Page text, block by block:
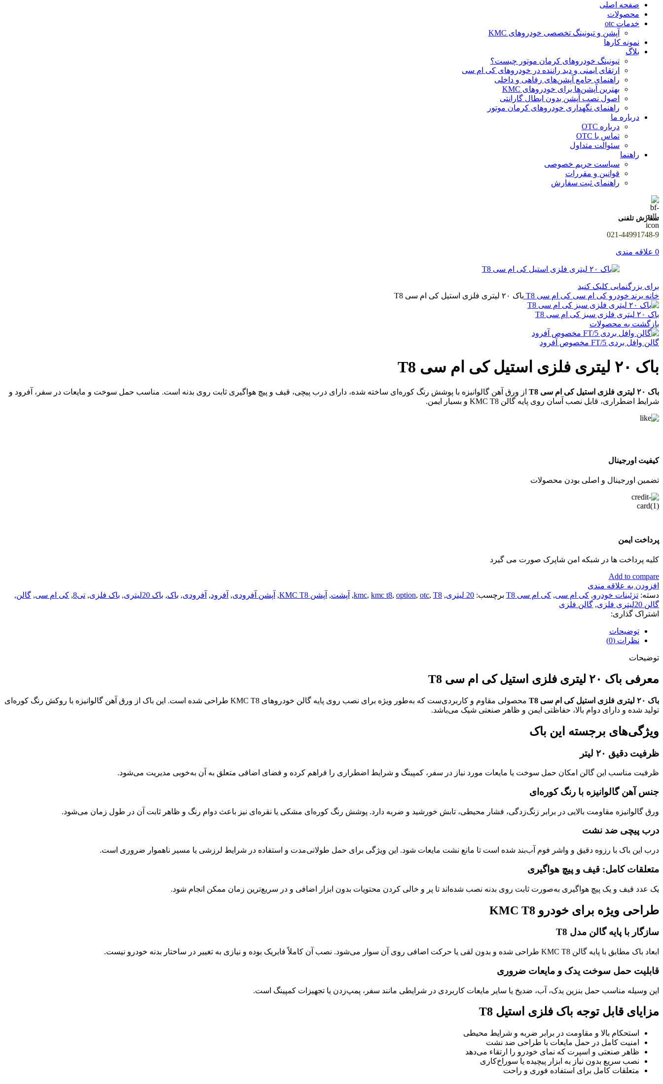
صفحه اصلی
محصولات
خدمات otc
آپشن و تیونینگ تخصصی خودروهای KMC
نمونه کارها
بلاگ
تیونینگ خودروهای کرمان موتور چیست؟
ارتقای ایمنی و دید راننده در خودروهای کی ام سی
راهنمای جامع آپشن‌های رفاهی و داخلی
بهترین آپشن‌ها برای خودروهای KMC
اصول نصب آپشن بدون ابطال گارانتی
راهنمای نگهداری خودروهای کرمان موتور
درباره ما
درباره OTC
تماس با OTC
سئوالت متداول
راهنما
سیاست حریم خصوصی
قوانین و مقررات
راهنمای ثبت سفارش
سفارش تلفنی
021-44991748-9
0 علاقه مندی
برای بزرگنمایی کلیک کنید
خانه برند خودرو کی ام سی کی ام سی T8 باک ۲۰ لیتری فلزی استیل کی ام سی T8
باک ۲۰ لیتری فلزی سبز کی ام سی T8
بازگشت به محصولات
گالن وافل بردی FT/5 مخصوص آفرود
باک ۲۰ لیتری فلزی استیل کی ام سی T8
باک ۲۰ لیتری فلزی استیل کی ام سی T8
از ورق آهن گالوانیزه با پوشش رنگ کوره‌ای ساخته شده، دارای درب پیچی، قیف و پیچ هواگیری ثابت روی بدنه است. مناسب حمل سوخت و مایعات در سفر، آفرود و
شرایط اضطراری، قابل نصب آسان روی پایه گالن KMC T8 و بسیار ایمن.
کیفیت اورجینال
تضمین اورجینال و اصلی بودن محصولات
پرداخت ایمن
کلیه پرداخت ها در شبکه امن شاپرک صورت می گیرد
Add to compare
افزودن به علاقه مندی
دسته: تزئینات خودرو, کی ام سی, کی ام سی T8 برچسب: 20 لیتری ,
kmc, kmc t8, option, otc, T8
, آپشت, آپشن KMC T8 , آپشن آفرودی, آفرود, آفرودی, باک, باک 20لیتری , باک فلزی, تی8 , کی ام سی, گالن,
گالن 20لیتری فلزی
, گالن فلزی
اشتراک گذاری:
توضیحات
نظرات (0)
توضیحات
معرفی باک ۲۰ لیتری فلزی استیل کی ام سی T8
باک ۲۰ لیتری فلزی استیل کی ام سی T8
محصولی مقاوم و کاربردی‌ست که به‌طور ویژه برای نصب روی پایه گالن خودروهای KMC T8 طراحی شده است. این باک از ورق آهن گالوانیزه با روکش رنگ کوره‌ای
تولید شده و دارای دوام بالا، حفاظتی ایمن و ظاهر صنعتی شیک می‌باشد.
ویژگی‌های برجسته این باک
ظرفیت دقیق ۲۰ لیتر
ظرفیت مناسب این گالن امکان حمل سوخت یا مایعات مورد نیاز در سفر، کمپینگ و شرایط اضطراری را فراهم کرده و فضای اضافی متعلق به آن به‌خوبی مدیریت می‌شود.
جنس آهن گالوانیزه با رنگ کوره‌ای
ورق گالوانیزه مقاومت بالایی در برابر زنگ‌زدگی، فشار محیطی، تابش خورشید و ضربه دارد. پوشش رنگ کوره‌ای مشکی یا نقره‌ای نیز باعث دوام رنگ و ظاهر ثابت آن در طول زمان می‌شود.
درب پیچی ضد نشت
درب این باک با رزوه دقیق و واشر فوم آب‌بند شده است تا مانع نشت مایعات شود. این ویژگی برای حمل طولانی‌مدت و استفاده در شرایط لرزشی یا مسیر ناهموار ضروری است.
متعلقات کامل: قیف و پیچ هواگیری
یک عدد قیف و یک پیچ هواگیری به‌صورت ثابت روی بدنه نصب شده‌اند تا پر و خالی کردن محتویات بدون ابزار اضافی و در سریع‌ترین زمان ممکن انجام شود.
طراحی ویژه برای خودرو KMC T8
سازگار با پایه گالن مدل T8
ابعاد باک مطابق با پایه گالن KMC T8 طراحی شده و بدون لقی یا حرکت اضافی روی آن سوار می‌شود. نصب آن کاملاً فابریک بوده و نیازی به تغییر در ساختار بدنه خودرو نیست.
قابلیت حمل سوخت یدک و مایعات ضروری
این وسیله مناسب حمل بنزین یدک، آب، ضدیخ یا سایر مایعات کاربردی در شرایطی مانند سفر، پمپ‌زدن یا تجهیزات کمپینگ است.
مزایای قابل توجه باک فلزی استیل T8
استحکام بالا و مقاومت در برابر ضربه و شرایط محیطی
امنیت کامل در حمل مایعات با طراحی ضد نشت
ظاهر صنعتی و اسپرت که نمای خودرو را ارتقاء می‌دهد
نصب سریع بدون نیاز به ابزار پیچیده یا سوراخ‌کاری
متعلقات کامل برای استفاده فوری و راحت